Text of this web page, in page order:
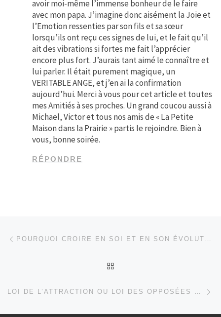
avoir moi-même l’immense bonheur de le faire
avec mon papa. J’imagine donc aisément la Joie et
l’Emotion ressenties par son fils et sa sœur
lorsqu’ils ont reçu ces signes de lui, et le fait qu’il
ait des vibrations si fortes me fait l’apprécier
encore plus fort. J’aurais tant aimé le connaître et
lui parler. Il était purement magique, un
VERITABLE ANGE, et j’en ai la confirmation
aujourd’hui. Merci à vous pour cet article et toutes
mes Amitiés à ses proches. Un grand coucou aussi à
Michael, Victor et tous nos amis de « La Petite
Maison dans la Prairie » partis le rejoindre. Bien à
vous, bonne soirée.
RÉPONDRE
Parcourir les articles POURQUOI CROIRE EN SOI ET EN SON ÉVOLUTION SPIRITUELLE ?
LOI DE L’ATTRACTION OU LOI DES OPPOSÉES ? ENFIN LA VÉRITÉ…